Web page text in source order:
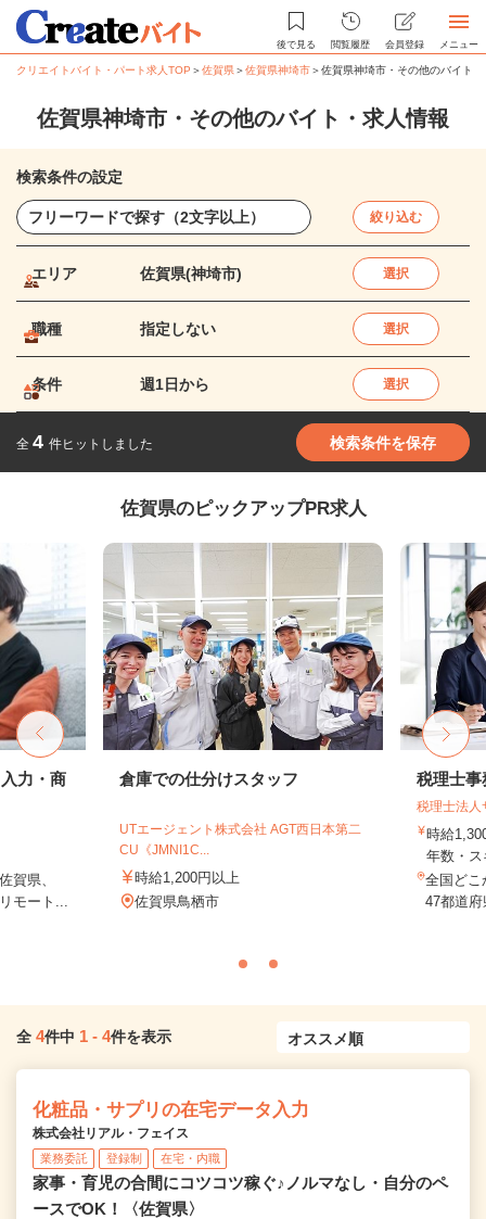
後で見る 閲覧履歴 会員登録 メニュー
クリエイトバイト・パート求人TOP ＞佐賀県＞佐賀県神埼市＞佐賀県神埼市・その他のバイト
佐賀県神埼市・その他のバイト・求人情報
検索条件の設定
絞り込む
エリア 佐賀県(神埼市) 選択
職種 指定しない 選択
条件 週1日から 選択
全 4 件ヒットしました 検索条件を保存
佐賀県のピックアップPR求人
力・商
賀県、
モート...
倉庫での仕分けスタッフ
UTエージェント株式会社 AGT西日本第二
CU《JMNI1C...
時給1,200円以上
佐賀県鳥栖市
税理士事
税理士法人
時給
年数・
全国どこ
47都道
全 4件中 1 - 4件を表示
化粧品・サプリの在宅データ入力
株式会社リアル・フェイス
業務委託 登録制 在宅・内職
家事・育児の合間にコツコツ稼ぐ♪ノルマなし・自分のペ
ースでOK！〈佐賀県〉